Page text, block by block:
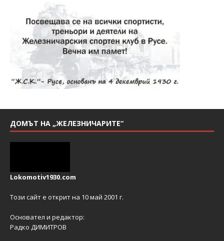
ДОМЪТ НА „ЖЕЛЕЗНИЧАРИТЕ“
Lokomotiv1930.com
Този сайт е открит на 10 май 2001 г.
Основател и редактор:
Радко ДИМИТРОВ